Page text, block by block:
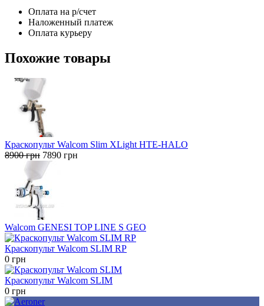
Оплата на р/счет
Наложенный платеж
Оплата курьеру
Похожие товары
Краскопульт Walcom Slim XLight HTE-HALO
8900грн Первоначальная
цена
составляла
8900 грн.
7890 грн
Walcom GENESI TOP LINE S GEO
Краскопульт Walcom SLIM RP
0 грн
Краскопульт Walcom SLIM
0 грн